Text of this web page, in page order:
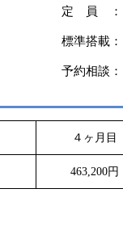
定 員 ：
標準搭載：
予約相談：
４ヶ月目
463,200円